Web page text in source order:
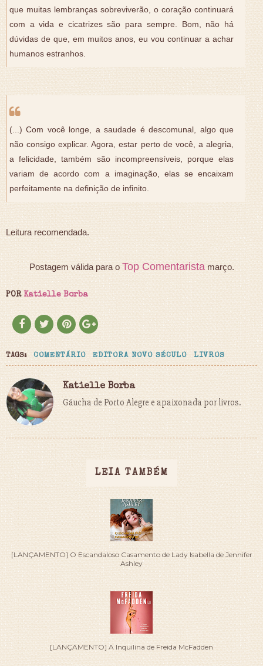
que muitas lembranças sobreviverão, o coração continuará
com a vida e cicatrizes são para sempre. Bom, não há
dúvidas de que, em muitos anos, eu vou continuar a achar
humanos estranhos.
(...) Com você longe, a saudade é descomunal, algo que
não consigo explicar. Agora, estar perto de você, a alegria,
a felicidade, também são incompreensíveis, porque elas
variam de acordo com a imaginação, elas se encaixam
perfeitamente na definição de infinito.
Leitura recomendada.
Postagem válida para o Top Comentaristamarço.
PORKatielle Borba
TAGS: COMENTÁRIO EDITORA NOVO SÉCULO LIVROS
Katielle Borba
Gáucha de Porto Alegre e apaixonada por livros.
LEIA TAMBÉM
[LANÇAMENTO] O Escandaloso Casamento de Lady Isabella de Jennifer
Ashley
[LANÇAMENTO] A Inquilina de Freida McFadden